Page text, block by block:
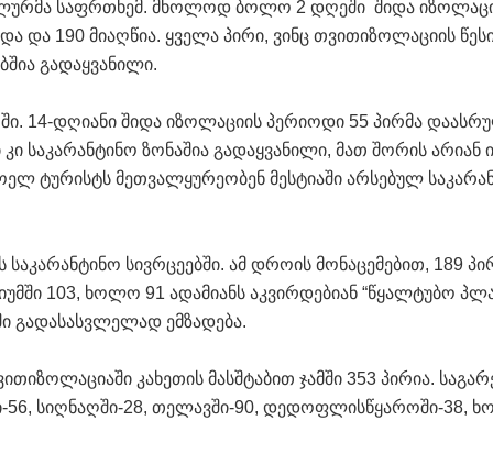
საფრთხემ. მხოლოდ ბოლო 2 დღეში შიდა
და 190 მიაღწია. ყველა პირი, ვინც თვითიზოლაციის
გადაყვანილი.
14-დღიანი შიდა იზოლაციის პერიოდი 55 პირმა
საკარანტინო ზონაშია გადაყვანილი, მათ შორის არიან
ტურისტს მეთვალყურეობენ მესტიაში არსებულ
სივრცეებში. ამ დროის მონაცემებით, 189
103, ხოლო 91 ადამიანს აკვირდებიან “წყალტუბო
გადასასვლელად ემზადება.
კახეთის მასშტაბით ჯამში 353 პირია.
56, სიღნაღში-28, თელავში-90, დედოფლისწყაროში-38,